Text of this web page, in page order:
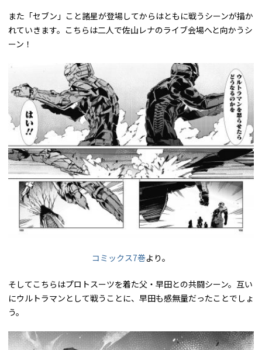
また「セブン」こと諸星が登場してからはともに戦うシーンが描か
れていきます。こちらは二人で佐山レナのライブ会場へと向かうシ
ーン！
コミックス7巻より。
そしてこちらはプロトスーツを着た父・早田との共闘シーン。互い
にウルトラマンとして戦うことに、早田も感無量だったことでしょ
う。